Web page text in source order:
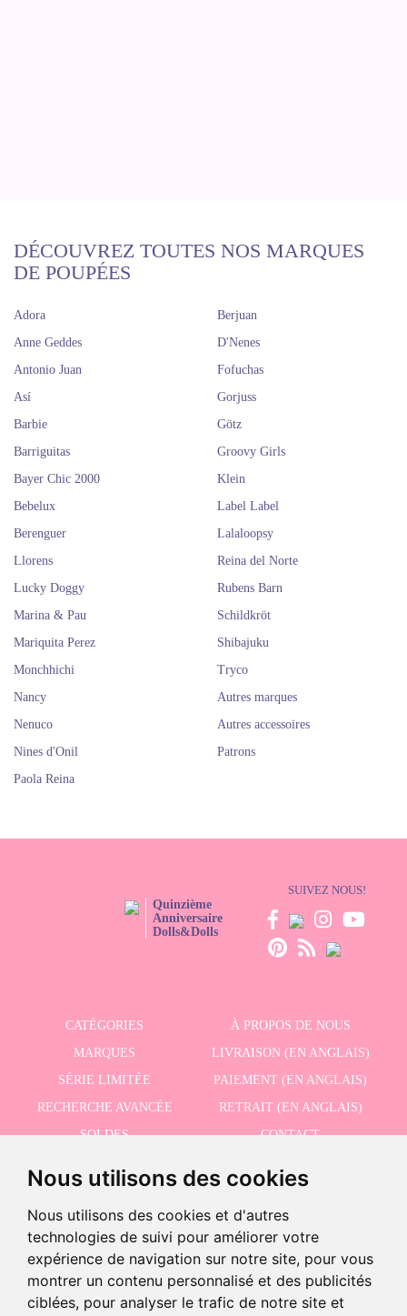
Nous utilisons des cookies
Nous utilisons des cookies et d'autres
technologies de suivi pour améliorer votre
expérience de navigation sur notre site, pour vous
montrer un contenu personnalisé et des publicités
ciblées, pour analyser le trafic de notre site et
Dernières unités!
DÉCOUVREZ TOUTES NOS MARQUES
DE POUPÉES
Adora
Anne Geddes
Antonio Juan
Así
Barbie
Barriguitas
Bayer Chic 2000
Bebelux
Berenguer
Berjuan
D'Nenes
Fofuchas
Gorjuss
Götz
Groovy Girls
Klein
Label Label
Lalaloopsy
Llorens
Lucky Doggy
Marina & Pau
Mariquita Perez
Monchhichi
Nancy
Nenuco
Nines d'Onil
Paola Reina
Reina del Norte
Rubens Barn
Schildkröt
Shibajuku
Tryco
Autres marques
Autres accessoires
Patrons
Quinzième
Anniversaire
Dolls&Dolls
SUIVEZ NOUS!
CATÉGORIES
À PROPOS DE NOUS
MARQUES
LIVRAISON (EN ANGLAIS)
SÉRIE LIMITÉE
PAIEMENT (EN ANGLAIS)
RECHERCHE AVANCÉE
RETRAIT (EN ANGLAIS)
SOLDES
CONTACT
J'accepte la politique de confidentialité